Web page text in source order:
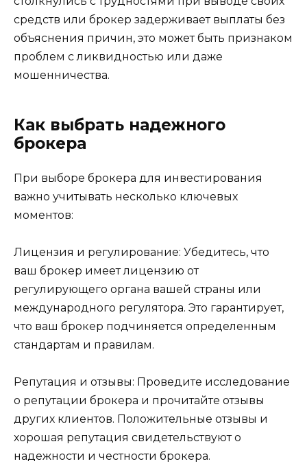
средств или брокер задерживает выплаты без
объяснения причин, это может быть признаком
проблем с ликвидностью или даже
мошенничества.
Как выбрать надежного
брокера
При выборе брокера для инвестирования
важно учитывать несколько ключевых
моментов:
Лицензия и регулирование: Убедитесь, что
ваш брокер имеет лицензию от
регулирующего органа вашей страны или
международного регулятора. Это гарантирует,
что ваш брокер подчиняется определенным
стандартам и правилам.
Репутация и отзывы: Проведите исследование
о репутации брокера и прочитайте отзывы
других клиентов. Положительные отзывы и
хорошая репутация свидетельствуют о
надежности и честности брокера.